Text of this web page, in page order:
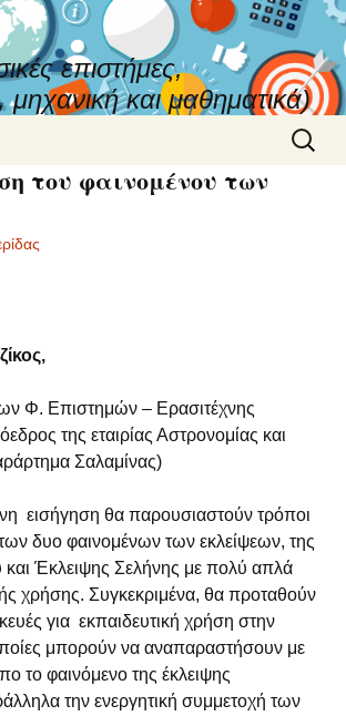
επιστήμες,
μηχανική και μαθηματικά)
για:
του φαινομένου των
Φ. Επιστημών – Ερασιτέχνης
της εταιρίας Αστρονομίας και
Σαλαμίνας)
εισήγηση θα παρουσιαστούν τρόποι
δυο φαινομένων των εκλείψεων, της
και Έκλειψης Σελήνης με πολύ απλά
χρήσης. Συγκεκριμένα, θα προταθούν
για εκπαιδευτική χρήση στην
μπορούν να αναπαραστήσουν με
το φαινόμενο της έκλειψης
την ενεργητική συμμετοχή των